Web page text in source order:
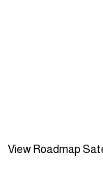
View Roadmap